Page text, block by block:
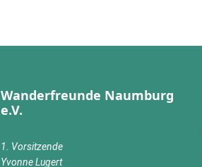
Wanderfreunde Naumburg
e.V.
1. Vorsitzende
Yvonne Lugert